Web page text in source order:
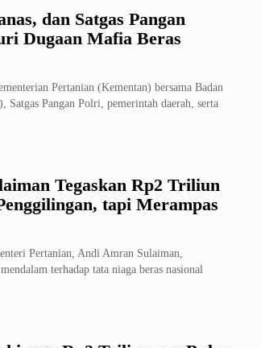
dan Satgas Pangan
Dugaan Mafia Beras
Pertanian (Kementan) bersama Badan
Satgas Pangan Polri, pemerintah daerah, serta
Tegaskan Rp2 Triliun
tapi Merampas
Pertanian, Andi Amran Sulaiman,
terhadap tata niaga beras nasional